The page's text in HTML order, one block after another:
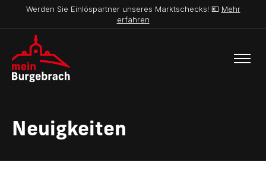
Werden Sie Einlöspartner unseres Marktschecks! 💶 Mehr
erfahren
Neuigkeiten